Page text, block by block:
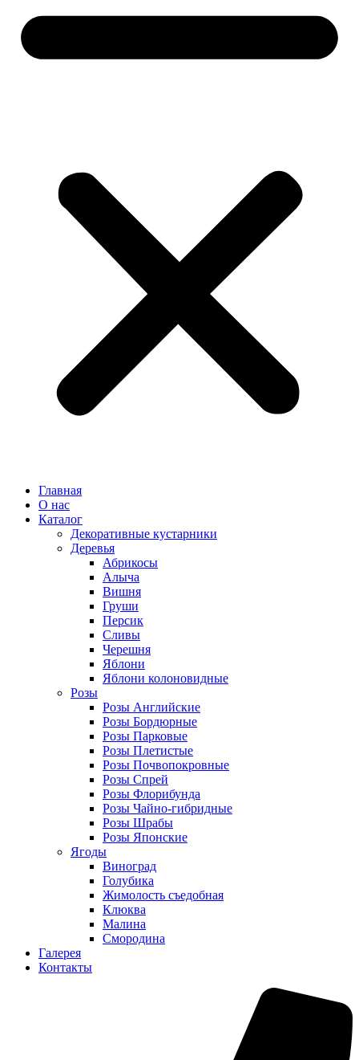
Главная
О нас
Каталог
Декоративные кустарники
Деревья
Абрикосы
Алыча
Вишня
Груши
Персик
Сливы
Черешня
Яблони
Яблони колоновидные
Розы
Розы Английские
Розы Бордюрные
Розы Парковые
Розы Плетистые
Розы Почвопокровные
Розы Спрей
Розы Флорибунда
Розы Чайно-гибридные
Розы Шрабы
Розы Японские
Ягоды
Виноград
Голубика
Жимолость съедобная
Клюква
Малина
Смородина
Галерея
Контакты